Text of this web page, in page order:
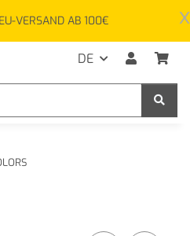
x
VERSAND AB 100€
DE